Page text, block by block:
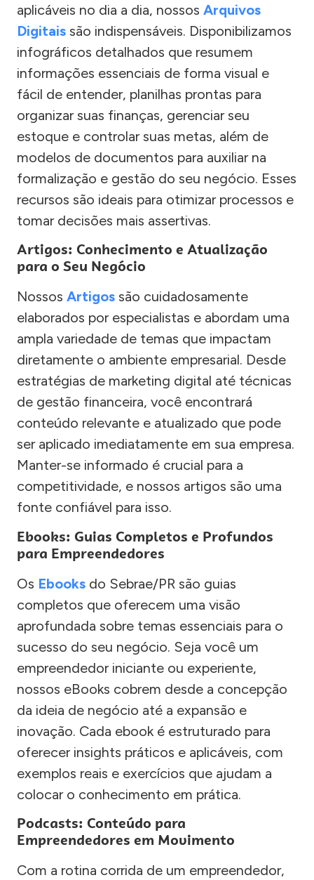
aplicáveis no dia a dia, nossos Arquivos
Digitais são indispensáveis. Disponibilizamos
infográficos detalhados que resumem
informações essenciais de forma visual e
fácil de entender, planilhas prontas para
organizar suas finanças, gerenciar seu
estoque e controlar suas metas, além de
modelos de documentos para auxiliar na
formalização e gestão do seu negócio. Esses
recursos são ideais para otimizar processos e
tomar decisões mais assertivas.
Artigos: Conhecimento e Atualização
para o Seu Negócio
Nossos Artigos são cuidadosamente
elaborados por especialistas e abordam uma
ampla variedade de temas que impactam
diretamente o ambiente empresarial. Desde
estratégias de marketing digital até técnicas
de gestão financeira, você encontrará
conteúdo relevante e atualizado que pode
ser aplicado imediatamente em sua empresa.
Manter-se informado é crucial para a
competitividade, e nossos artigos são uma
fonte confiável para isso.
Ebooks: Guias Completos e Profundos
para Empreendedores
Os Ebooks do Sebrae/PR são guias
completos que oferecem uma visão
aprofundada sobre temas essenciais para o
sucesso do seu negócio. Seja você um
empreendedor iniciante ou experiente,
nossos eBooks cobrem desde a concepção
da ideia de negócio até a expansão e
inovação. Cada ebook é estruturado para
oferecer insights práticos e aplicáveis, com
exemplos reais e exercícios que ajudam a
colocar o conhecimento em prática.
Podcasts: Conteúdo para
Empreendedores em Movimento
Com a rotina corrida de um empreendedor,